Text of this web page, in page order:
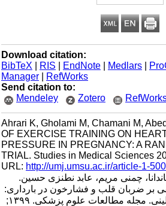
Download citation:
BibTeX
| RIS |EndNote |Medlars |
Manager
|RefWorks
Send citation to:
Mendeley
Zotero
Ahrari K, Gholami M, Chamani M,
OF EXERCISE TRAINING ON
PRESSURE IN PREGNANCY: A
TRIAL. Studies in Medical Sciences
URL:http://umj.umsu.ac.ir/article-1-
چمنی مریم، عابد نطنزی حسین.
بر ضربان قلب و فشارخون در بارداری:
یک مطالعه کارآزمایی بالینی. مجله مطالعات علوم پزشکی. ۱۳۹۹;